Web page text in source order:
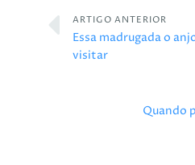
ARTIGO ANTERIOR
Essa madrugada o
visitar
Quando